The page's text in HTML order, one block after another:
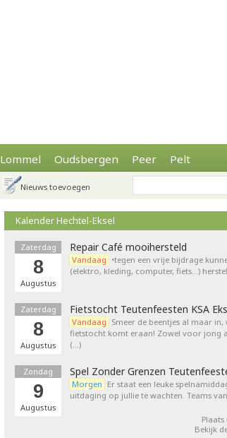
Lommel Oudsbergen Peer Pelt
Nieuws toevoegen
Kalender Hechtel-Eksel
Zaterdag
8
Augustus
Repair Café mooihersteld
Vandaag •tegen een vrije bijdrage
(elektro, kleding, computer, fiets…)
Zaterdag
8
Augustus
Fietstocht Teutenfeesten KSA
Vandaag Smeer de beentjes al maar
fietstocht komt eraan! Zowel voor jong
(…)
Zondag
9
Augustus
Spel Zonder Grenzen
Morgen Er staat een leuke
uitdaging op jullie te wachten. Teams
Bekijk